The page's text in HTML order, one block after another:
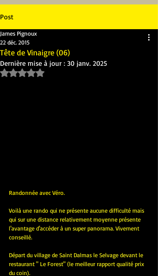
Post
Tête de Vinaigre (06)
James Pignoux
22 déc. 2015
Dernière mise à jour : 30 janv. 2025
Noté NaN étoiles sur 5.
Randonnée avec Véro.
Voilà une rando qui ne présente aucune difficulté mais
qui sur une distance relativement moyenne présente
l'avantage d'accéder à un super panorama. Vivement
conseillé.
Départ du village de Saint Dalmas le Selvage devant le
restaurant " Le Forest" (le meilleur rapport qualité prix
du coin).